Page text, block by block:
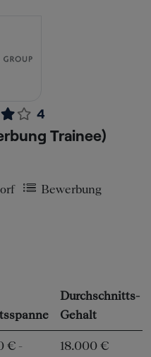
4
Trainee)
Bewerbung
Durchschnitts-
Gehalt
€ -
18.000 €